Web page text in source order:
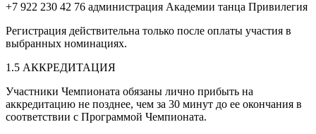
+7 922 230 42 76 администрация Академии танца Привилегия
Регистрация действительна только после оплаты участия в
выбранных номинациях.
1.5 АККРЕДИТАЦИЯ
Участники Чемпионата обязаны лично прибыть на
аккредитацию не позднее, чем за 30 минут до ее окончания в
соответствии с Программой Чемпионата.